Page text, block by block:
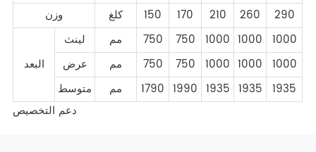
وزن
كلغ 150 170 210 260 290
البعد
لينث مم 750 750 1000 1000 1000
عرض
مم 750 750 1000 1000 1000
متوسط
مم 1790 1990 1935 1935
1935
دعم التخصيص